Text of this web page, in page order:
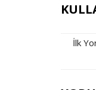
İlk